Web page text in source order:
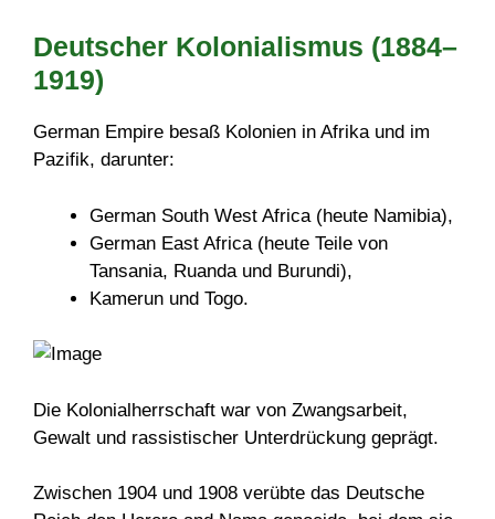
Deutscher Kolonialismus (1884–
1919)
German Empire besaß Kolonien in Afrika und im
Pazifik, darunter:
German South West Africa (heute Namibia),
German East Africa (heute Teile von
Tansania, Ruanda und Burundi),
Kamerun und Togo.
Die Kolonialherrschaft war von Zwangsarbeit,
Gewalt und rassistischer Unterdrückung geprägt.
Zwischen 1904 und 1908 verübte das Deutsche